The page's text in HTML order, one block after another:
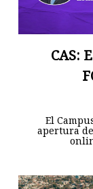
CAS:
El
apertura